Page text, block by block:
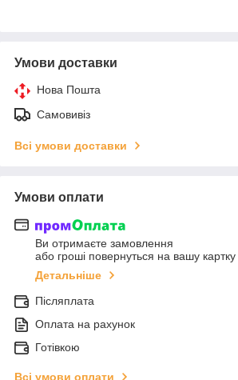
Умови доставки
Нова Пошта
Самовивіз
Всі умови доставки
Умови оплати
Ви отримаєте замовлення
або гроші повернуться на вашу картку
Детальніше
Післяплата
Оплата на рахунок
Готівкою
Всі умови оплати